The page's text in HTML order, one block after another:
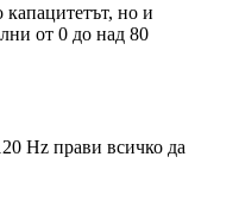
но и
от 0 до над 80
Hz прави всичко да